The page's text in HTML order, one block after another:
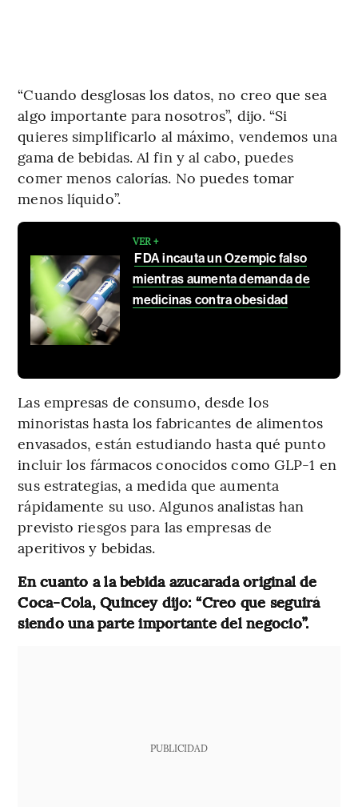
“Cuando desglosas los datos, no creo que sea
algo importante para nosotros”, dijo. “Si
quieres simplificarlo al máximo, vendemos una
gama de bebidas. Al fin y al cabo, puedes
comer menos calorías. No puedes tomar
menos líquido”.
VER +
FDA incauta un Ozempic falso
mientras aumenta demanda de
medicinas contra obesidad
Las empresas de consumo, desde los
minoristas hasta los fabricantes de alimentos
envasados, están estudiando hasta qué punto
incluir los fármacos conocidos como GLP-1 en
sus estrategias, a medida que aumenta
rápidamente su uso. Algunos analistas han
previsto riesgos para las empresas de
aperitivos y bebidas.
En cuanto a la bebida azucarada original de
Coca-Cola, Quincey dijo: “Creo que seguirá
siendo una parte importante del negocio”.
PUBLICIDAD